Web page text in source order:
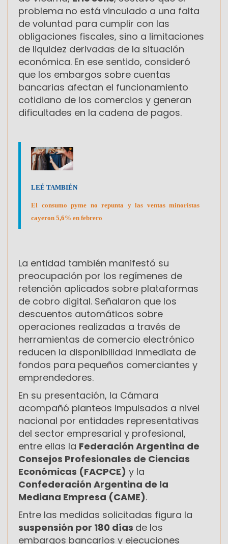
problema no está vinculado a una falta
de voluntad para cumplir con las
obligaciones fiscales, sino a limitaciones
de liquidez derivadas de la situación
económica. En ese sentido, consideró
que los embargos sobre cuentas
bancarias afectan el funcionamiento
cotidiano de los comercios y generan
dificultades en la cadena de pagos.
LEÉ TAMBIÉN
El consumo pyme no repunta y las ventas minoristas
cayeron 5,6% en febrero
La entidad también manifestó su
preocupación por los regímenes de
retención aplicados sobre plataformas
de cobro digital. Señalaron que los
descuentos automáticos sobre
operaciones realizadas a través de
herramientas de comercio electrónico
reducen la disponibilidad inmediata de
fondos para pequeños comerciantes y
emprendedores.
En su presentación, la Cámara
acompañó planteos impulsados a nivel
nacional por entidades representativas
del sector empresarial y profesional,
entre ellas la Federación Argentina de
Consejos Profesionales de Ciencias
Económicas (FACPCE) y la
Confederación Argentina de la
Mediana Empresa (CAME).
Entre las medidas solicitadas figura la
suspensión por 180 días de los
embargos bancarios y ejecuciones